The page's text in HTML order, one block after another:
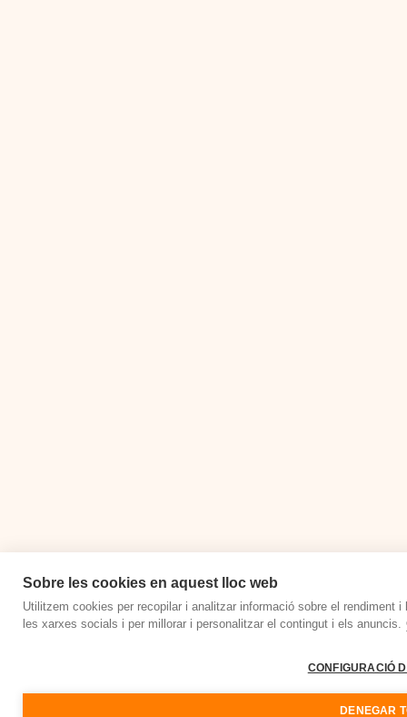
Sobre les cookies en aquest lloc web
Utilitzem cookies per recopilar i analitzar informació sobre el rendiment
les xarxes socials i per millorar i personalitzar el contingut i els anuncis.
CONFIGURACIÓ
DENEGAR